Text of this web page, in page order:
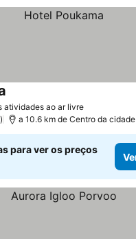
atividades ao ar livre
a 10.6 km de Centro da cidade
para ver os preços